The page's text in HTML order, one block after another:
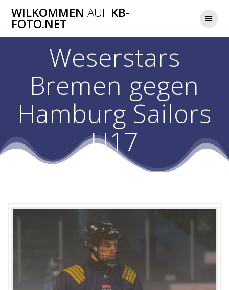
Inhalt
WILKOMMEN AUF KB-
FOTO.NET
Weserstars
Bremen gegen
Hamburg Sailors
U17